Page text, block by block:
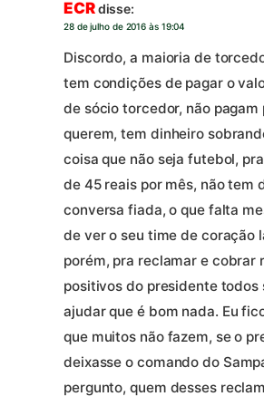
ECRdisse:
28 de julho de 2016 às 19:04
Discordo, a maioria de
tem condições de pagar o
de sócio torcedor, não pagam
querem, tem dinheiro
coisa que não seja futebol,
de 45 reais por mês, não tem
conversa fiada, o que falta
de ver o seu time de coração
porém, pra reclamar e cobrar
positivos do presidente todos
ajudar que é bom nada. Eu
que muitos não fazem, se o
deixasse o comando do
pergunto, quem desses